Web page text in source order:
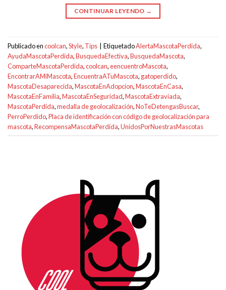
CONTINUAR LEYENDO →
Publicado encoolcan,Style, Tips | EtiquetadoAlertaMascotaPerdida,
AyudaMascotaPerdida,BusquedaEfectiva,BusquedaMascota,
ComparteMascotaPerdida,coolcan,eencuentroMascota,
EncontrarAMiMascota,EncuentraATuMascota, gatoperdido,
MascotaDesaparecida,MascotaEnAdopcion,MascotaEnCasa,
MascotaEnFamilia,MascotaEnSeguridad,MascotaExtraviada,
MascotaPerdida,medalla de geolocalización,NoTeDetengasBuscar,
PerroPerdido,Placa de identificación con código de geolocalización para
mascota,RecompensaMascotaPerdida,UnidosPorNuestrasMascotas